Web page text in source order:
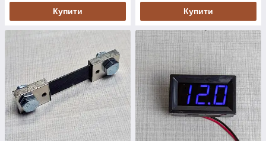
Купити Купити